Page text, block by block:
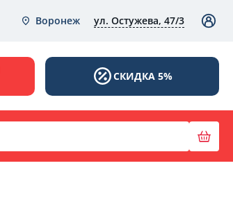
Воронеж ул. Остужева, 47/3
СКИДКА 5%